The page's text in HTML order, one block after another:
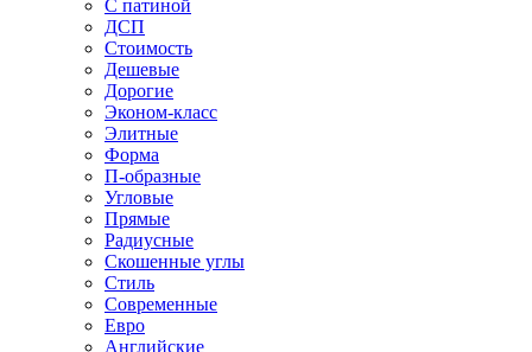
С патиной
ДСП
Стоимость
Дешевые
Дорогие
Эконом-класс
Элитные
Форма
П-образные
Угловые
Прямые
Радиусные
Скошенные углы
Стиль
Современные
Евро
Английские